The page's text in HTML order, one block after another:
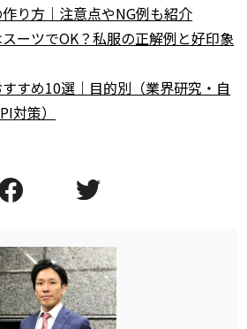
り方｜注意点やNG例も紹介
ーツでOK？私服の正解例と好印象
すめ10選｜目的別（業界研究・自
対策）